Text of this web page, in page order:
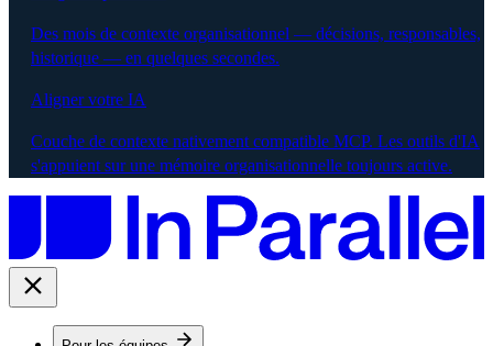
Des mois de contexte organisationnel — décisions, responsables,
historique — en quelques secondes.
Aligner votre IA
Couche de contexte nativement compatible MCP. Les outils d'IA
s'appuient sur une mémoire organisationnelle toujours active.